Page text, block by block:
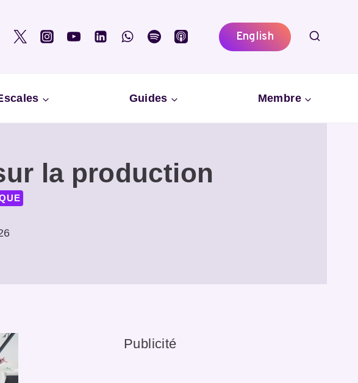
English
Guides Membre
la production
Publicité